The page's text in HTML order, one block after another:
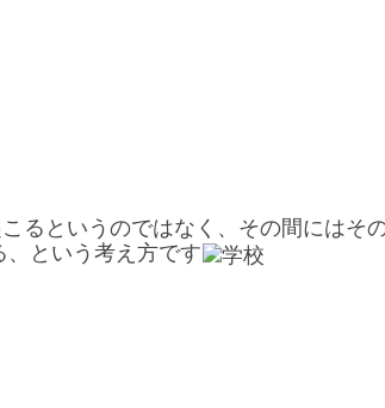
るというのではなく、その間にはそ
、という考え方です